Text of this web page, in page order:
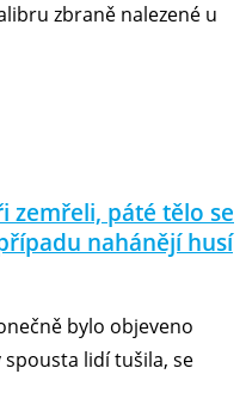
zbraně nalezené u
zemřeli, páté tělo se
nahánějí husí
bylo objeveno
lidí tušila, se